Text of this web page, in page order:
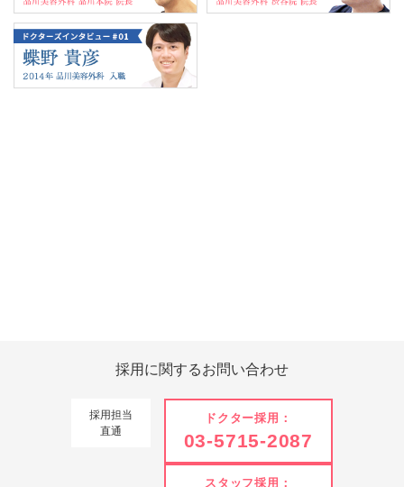
採用に関するお問い合わせ
採用担当
直通
ドクター採用：
03-5715-2087
スタッフ採用：